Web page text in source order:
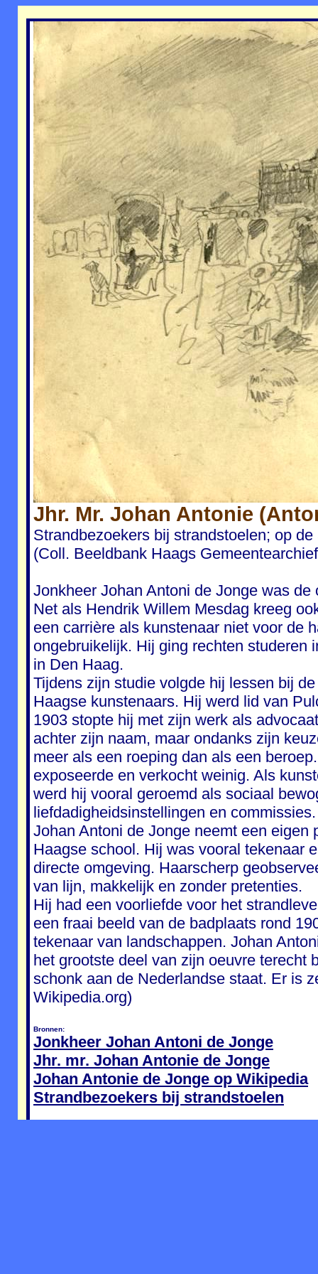
Jhr. Mr. Johan Antonie
Strandbezoekers bij strandstoelen; op
(Coll. Beeldbank Haags
Jonkheer Johan Antoni de Jonge was
Net als Hendrik Willem Mesdag kreeg
een carrière als kunstenaar niet voor de
ongebruikelijk. Hij ging rechten studeren
in Den Haag.
Tijdens zijn studie volgde hij lessen bij
Haagse kunstenaars. Hij werd lid van
1903 stopte hij met zijn werk als
achter zijn naam, maar ondanks zijn
meer als een roeping dan als een
exposeerde en verkocht weinig. Als
werd hij vooral geroemd als sociaal
liefdadigheidsinstellingen en commissies.
Johan Antoni de Jonge neemt een
Haagse school. Hij was vooral tekenaar
directe omgeving. Haarscherp
van lijn, makkelijk en zonder pretenties.
Hij had een voorliefde voor het
een fraai beeld van de badplaats rond
tekenaar van landschappen. Johan
het grootste deel van zijn oeuvre terecht
schonk aan de Nederlandse staat. Er is
Wikipedia.org)
Bronnen:
Jonkheer Johan Antoni de Jonge
Jhr. mr. Johan Antonie de Jonge
Johan Antonie de Jonge op Wikipedia
Strandbezoekers bij strandstoelen